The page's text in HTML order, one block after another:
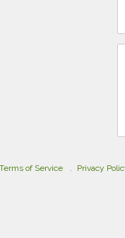
Terms of Service Privacy